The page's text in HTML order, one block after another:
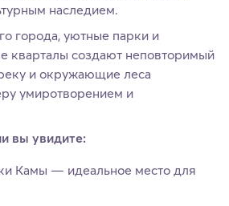
наследием.
города, уютные парки и
кварталы создают неповторимый
и окружающие леса
умиротворением и
вы увидите:
Камы — идеальное место для